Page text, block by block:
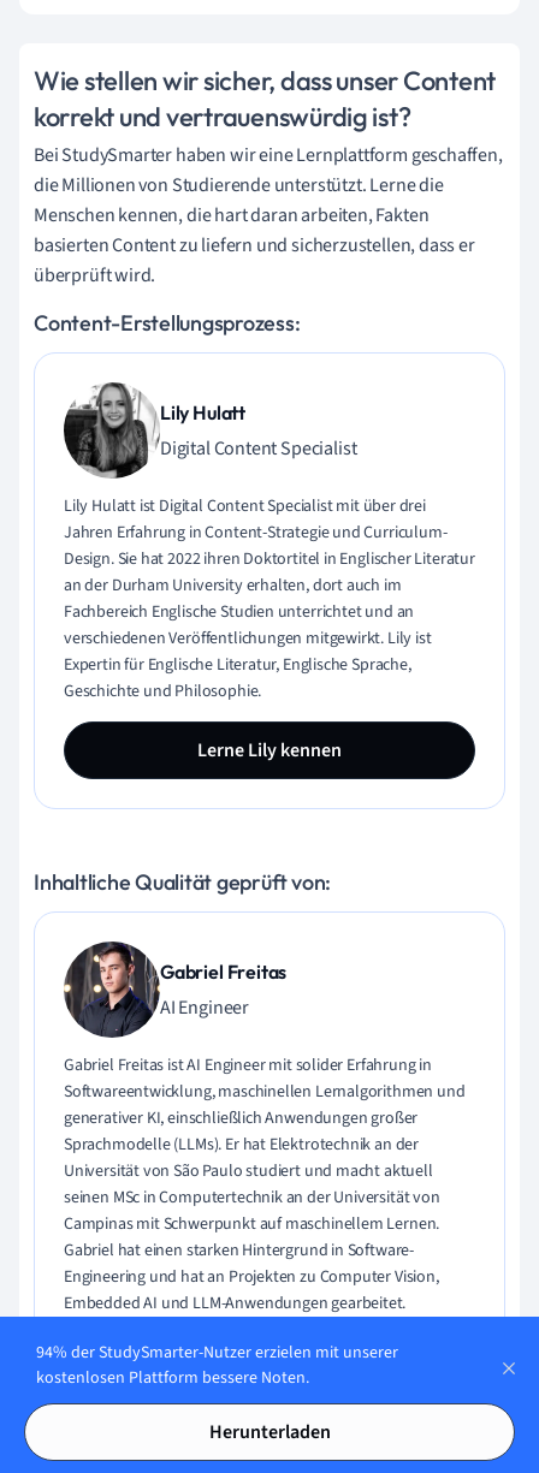
Wie stellen wir sicher, dass unser Content
korrekt und vertrauenswürdig ist?
Bei StudySmarter haben wir eine Lernplattform geschaffen,
die Millionen von Studierende unterstützt. Lerne die
Menschen kennen, die hart daran arbeiten, Fakten
basierten Content zu liefern und sicherzustellen, dass er
überprüft wird.
Content-Erstellungsprozess:
Lily Hulatt
Digital Content Specialist
Lily Hulatt ist Digital Content Specialist mit über drei
Jahren Erfahrung in Content-Strategie und Curriculum-
Design. Sie hat 2022 ihren Doktortitel in Englischer Literatur
an der Durham University erhalten, dort auch im
Fachbereich Englische Studien unterrichtet und an
verschiedenen Veröffentlichungen mitgewirkt. Lily ist
Expertin für Englische Literatur, Englische Sprache,
Geschichte und Philosophie.
Lerne Lily kennen
Inhaltliche Qualität geprüft von:
Gabriel Freitas
AI Engineer
Gabriel Freitas ist AI Engineer mit solider Erfahrung in
Softwareentwicklung, maschinellen Lernalgorithmen und
generativer KI, einschließlich Anwendungen großer
Sprachmodelle (LLMs). Er hat Elektrotechnik an der
Universität von São Paulo studiert und macht aktuell
seinen MSc in Computertechnik an der Universität von
Campinas mit Schwerpunkt auf maschinellem Lernen.
Gabriel hat einen starken Hintergrund in Software-
Engineering und hat an Projekten zu Computer Vision,
Embedded AI und LLM-Anwendungen gearbeitet.
Lerne Gabriel kennen
94% der StudySmarter-Nutzer erzielen mit unserer
kostenlosen Plattform bessere Noten.
Herunterladen